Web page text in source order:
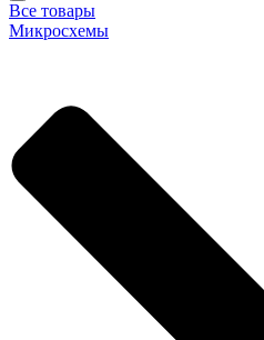
Все товары
Микросхемы